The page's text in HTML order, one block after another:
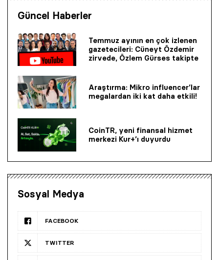
Güncel Haberler
Temmuz ayının en çok izlenen
gazetecileri: Cüneyt Özdemir
zirvede, Özlem Gürses takipte
Araştırma: Mikro influencer’lar
megalardan iki kat daha etkili!
CoinTR, yeni finansal hizmet
merkezi Kur+’ı duyurdu
Sosyal Medya
FACEBOOK
TWITTER